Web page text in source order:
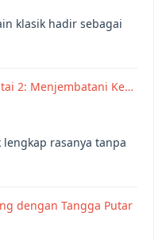
klasik hadir sebagai
2: Menjembatani Ke…
rasanya tanpa
dengan Tangga Putar